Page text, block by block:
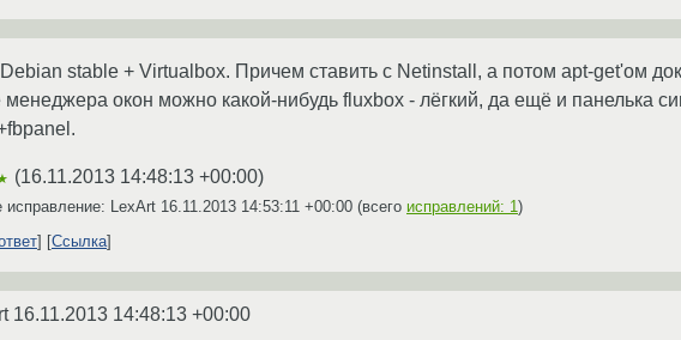
stable + Virtualbox. Причем ставить с Netinstall, а потом apt-get'ом
менеджера окон можно какой-нибудь fluxbox - лёгкий, да ещё и панелька
(16.11.2013 14:48:13 +00:00)
исправление: LexArt 16.11.2013 14:53:11 +00:00 (всего исправлений: 1)
Ссылка
16.11.2013 14:48:13 +00:00